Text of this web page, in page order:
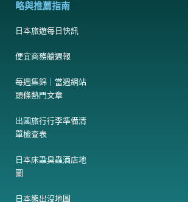
略與推薦指南
日本旅遊每日快訊
便宜商務艙週報
每週集錦｜當週網站
頭條熱門文章
出國旅行行李準備清
單檢查表
日本床蝨臭蟲酒店地
圖
日本熊出沒地圖